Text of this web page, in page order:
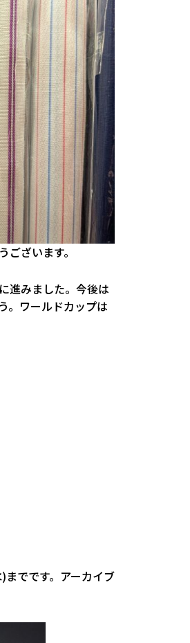
ざいます。
進みました。今後は
。ワールドカップは
でです。アーカイブ